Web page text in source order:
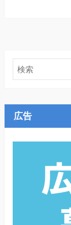
広告